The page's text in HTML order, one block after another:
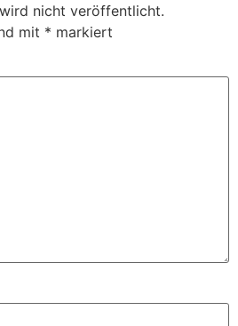
nicht veröffentlicht.
mit * markiert